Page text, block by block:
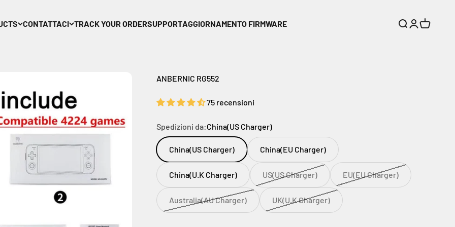
CONTATTACI TRACK YOUR ORDERSUPPORTAGGIORNAMENTO FIRMWARE CercaAccediCarrello
ANBERNIC RG552
75 recensioni
Spedizioni da:China(US Charger)
China(US Charger) China(EU Charger)
China(U.K Charger) US(US Charger) EU(EU Charger)
Australia(AU Charger) UK(U.K Charger)